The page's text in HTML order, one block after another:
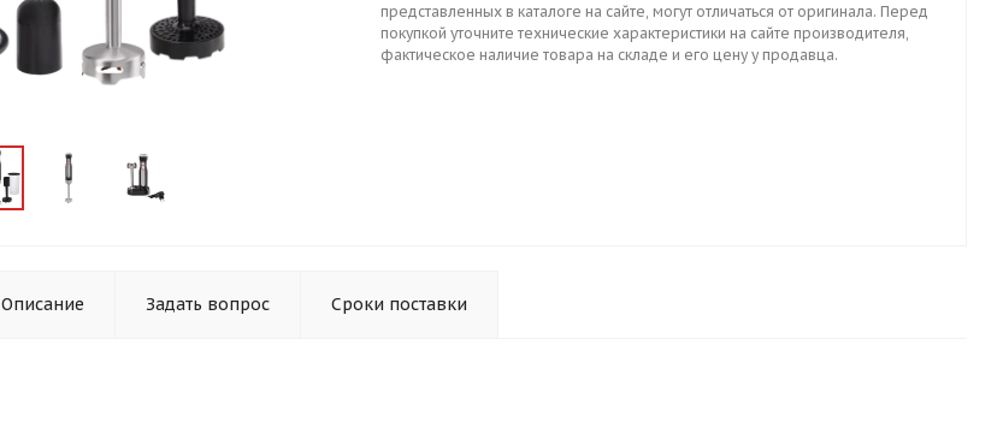
представленных в каталоге на сайте, могут отличаться от оригинала. Перед
покупкой уточните технические характеристики на сайте производителя,
фактическое наличие товара на складе и его цену у продавца.
Описание Задать вопрос Сроки поставки